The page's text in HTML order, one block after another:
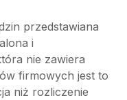
przedstawiana
i
nie zawiera
firmowych jest to
niż rozliczenie